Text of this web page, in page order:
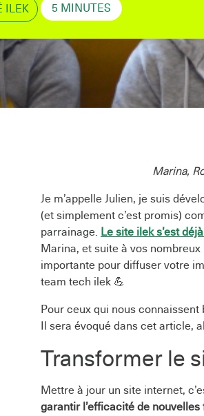
ILEK 5 MINUTES
Marina,
Je m’appelle Julien, je suis
(et simplement c’est promis)
parrainage. Le site ilek s’est
Marina, et suite à vos
importante pour diffuser votre
team tech ilek 💪
Pour ceux qui nous connaissent
Il sera évoqué dans cet article,
Transformer le
Mettre à jour un site internet,
garantir l’efficacité de